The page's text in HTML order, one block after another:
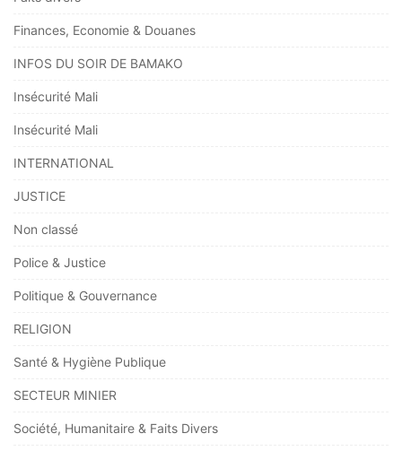
Finances, Economie & Douanes
INFOS DU SOIR DE BAMAKO
Insécurité Mali
Insécurité Mali
INTERNATIONAL
JUSTICE
Non classé
Police & Justice
Politique & Gouvernance
RELIGION
Santé & Hygiène Publique
SECTEUR MINIER
Société, Humanitaire & Faits Divers